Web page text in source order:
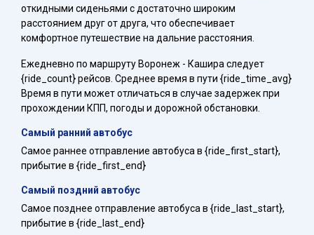
откидными сиденьями с достаточно широким
расстоянием друг от друга, что обеспечивает
комфортное путешествие на дальние расстояния.
Ежедневно по маршруту Воронеж - Кашира следует
{ride_count} рейсов. Среднее время в пути {ride_time_avg}
Время в пути может отличаться в случае задержек при
прохождении КПП, погоды и дорожной обстановки.
Самый ранний автобус
Самое раннее отправление автобуса в {ride_first_start},
прибытие в {ride_first_end}
Самый поздний автобус
Самое позднее отправление автобуса в {ride_last_start},
прибытие в {ride_last_end}